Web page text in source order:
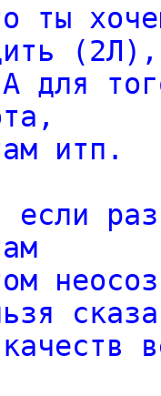
ты
для
итп.
если